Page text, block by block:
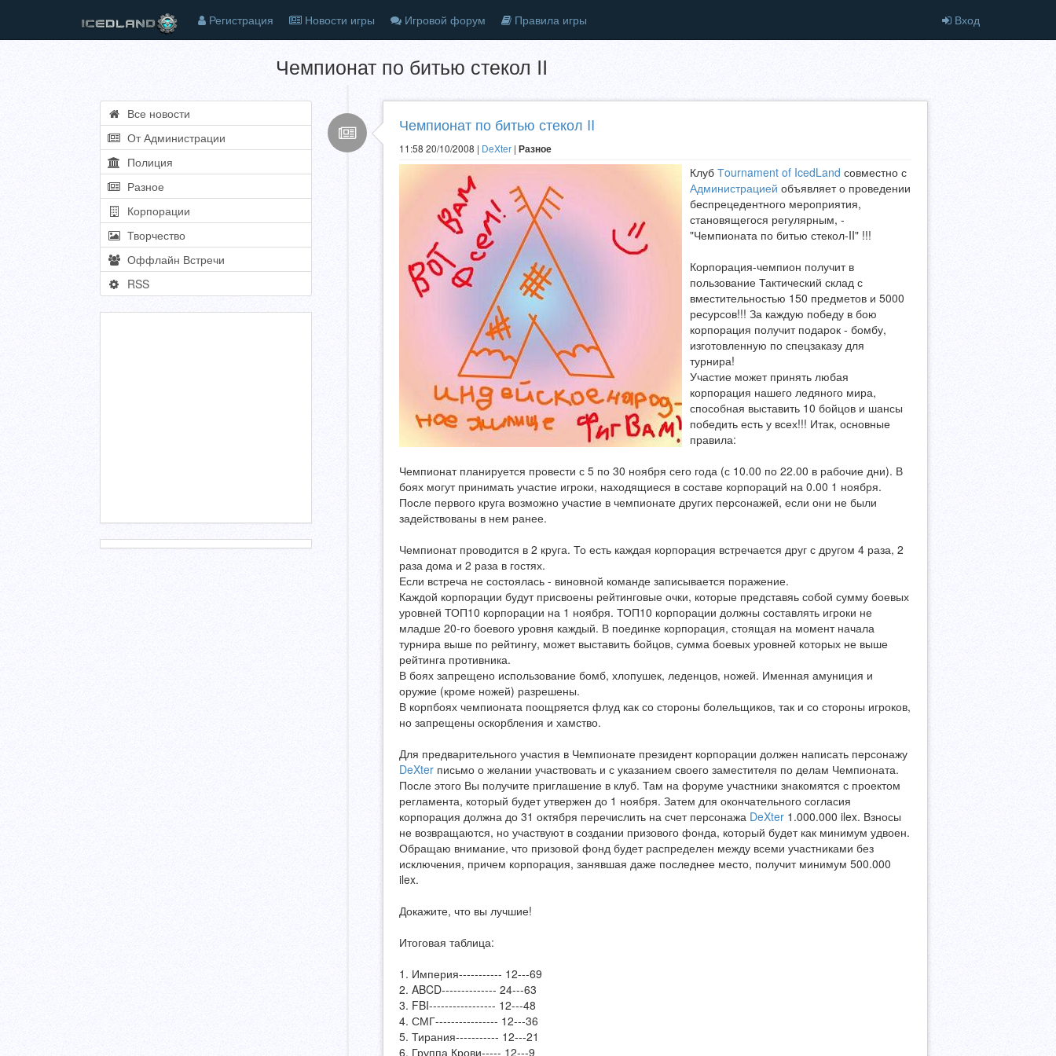
Регистрация Новости игры Игровой форум Правила игры Вход
Чемпионат по битью стекол II
Все новости
От Администрации
Полиция
Разное
Корпорации
Творчество
Оффлайн Встречи
RSS
Чемпионат по битью стекол II
11:58 20/10/2008 | DeXter | Разное
Клуб Тournament of IcedLand совместно с
Администрацией объявляет о проведении
беспрецедентного мероприятия,
становящегося регулярным, -
"Чемпионата по битью стекол-II" !!!
Корпорация-чемпион получит в
пользование Тактический склад с
вместительностью 150 предметов и 5000
ресурсов!!! За каждую победу в бою
корпорация получит подарок - бомбу,
изготовленную по спецзаказу для
турнира!
Участие может принять любая
корпорация нашего ледяного мира,
способная выставить 10 бойцов и шансы
победить есть у всех!!! Итак, основные
правила:
Чемпионат планируется провести с 5 по 30 ноября сего года (с 10.00 по 22.00 в рабочие дни). В
боях могут принимать участие игроки, находящиеся в составе корпораций на 0.00 1 ноября.
После первого круга возможно участие в чемпионате других персонажей, если они не были
задействованы в нем ранее.
Чемпионат проводится в 2 круга. То есть каждая корпорация встречается друг с другом 4 раза, 2
раза дома и 2 раза в гостях.
Если встреча не состоялась - виновной команде записывается поражение.
Каждой корпорации будут присвоены рейтинговые очки, которые представяь собой сумму боевых
уровней ТОП10 корпорации на 1 ноября. ТОП10 корпорации должны составлять игроки не
младше 20-го боевого уровня каждый. В поединке корпорация, стоящая на момент начала
турнира выше по рейтингу, может выставить бойцов, сумма боевых уровней которых не выше
рейтинга противника.
В боях запрещено использование бомб, хлопушек, леденцов, ножей. Именная амуниция и
оружие (кроме ножей) разрешены.
В корпбоях чемпионата поощряется флуд как со стороны болельщиков, так и со стороны игроков,
но запрещены оскорбления и хамство.
Для предварительного участия в Чемпионате президент корпорации должен написать персонажу
DeXter письмо о желании участвовать и с указанием своего заместителя по делам Чемпионата.
После этого Вы получите приглашение в клуб. Там на форуме участники знакомятся с проектом
регламента, который будет утвержен до 1 ноября. Затем для окончательного согласия
корпорация должна до 31 октября перечислить на счет персонажа DeXter 1.000.000 ilex. Взносы
не возвращаются, но участвуют в создании призового фонда, который будет как минимум удвоен.
Обращаю внимание, что призовой фонд будет распределен между всеми участниками без
исключения, причем корпорация, занявшая даже последнее место, получит минимум 500.000
ilex.
Докажите, что вы лучшие!
Итоговая таблица:
1. Империя----------- 12---69
2. ABCD-------------- 24---63
3. FBI----------------- 12---48
4. СМГ---------------- 12---36
5. Тирания----------- 12---21
6. Группа Крови----- 12---9